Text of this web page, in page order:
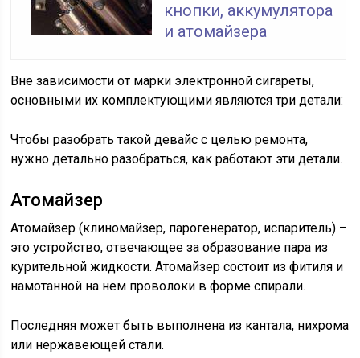
кнопки, аккумулятора
и атомайзера
Вне зависимости от марки электронной сигареты,
основными их комплектующими являются три детали:
Чтобы разобрать такой девайс с целью ремонта,
нужно детально разобраться, как работают эти детали.
Атомайзер
Атомайзер (клиномайзер, парогенератор, испаритель) –
это устройство, отвечающее за образование пара из
курительной жидкости. Атомайзер состоит из фитиля и
намотанной на нем проволоки в форме спирали.
Последняя может быть выполнена из кантала, нихрома
или нержавеющей стали.